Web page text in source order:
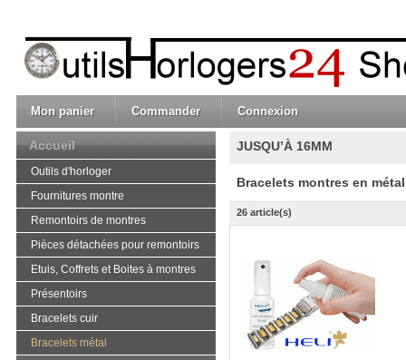
Mon panier Commander Connexion
JUSQU’À 16MM
Bracelets montres en
26 article(s)
Accueil
Outils d'horloger
Fournitures montre
Remontoirs de montres
Pièces détachées pour remontoirs
Etuis, Coffrets et Boites à montres
Présentoirs
Bracelets cuir
Bracelets métal